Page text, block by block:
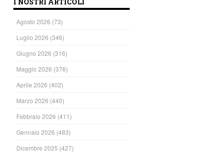
Agosto 2026 (73)
Luglio 2026 (346)
Giugno 2026 (316)
Maggio 2026 (376)
Aprile 2026 (402)
Marzo 2026 (440)
Febbraio 2026 (411)
Gennaio 2026 (483)
Dicembre 2025 (427)